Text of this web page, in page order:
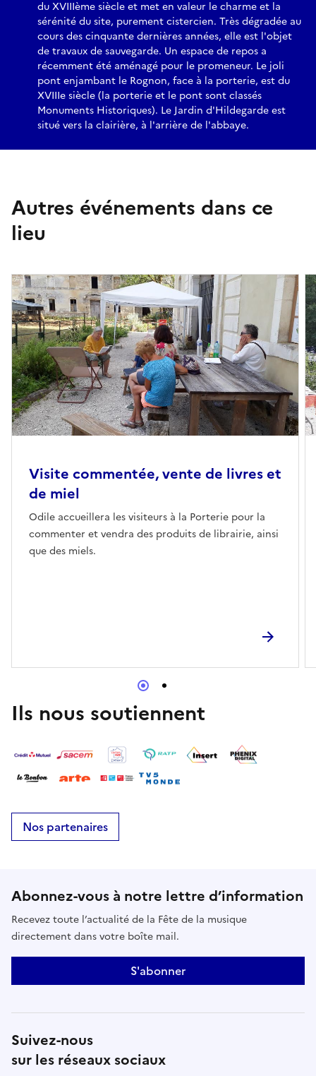
du XVIIIème siècle et met en valeur le charme et la
sérénité du site, purement cistercien. Très dégradée au
cours des cinquante dernières années, elle est l'objet
de travaux de sauvegarde. Un espace de repos a
récemment été aménagé pour le promeneur. Le joli
pont enjambant le Rognon, face à la porterie, est du
XVIIIe siècle (la porterie et le pont sont classés
Monuments Historiques). Le Jardin d'Hildegarde est
situé vers la clairière, à l'arrière de l'abbaye.
Autres événements dans ce
lieu
Visite commentée, vente de livres et
de miel
Odile accueillera les visiteurs à la Porterie pour la
commenter et vendra des produits de librairie, ainsi
que des miels.
Ils nous soutiennent
Nos partenaires
Abonnez-vous à notre lettre d’information
Recevez toute l’actualité de la Fête de la musique
directement dans votre boîte mail.
S'abonner
Suivez-nous
sur les réseaux sociaux